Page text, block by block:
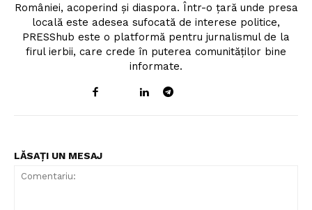
României, acoperind și diaspora. Într-o țară unde presa
locală este adesea sufocată de interese politice,
PRESShub este o platformă pentru jurnalismul de la
firul ierbii, care crede în puterea comunităților bine
informate.
LĂSAȚI UN MESAJ